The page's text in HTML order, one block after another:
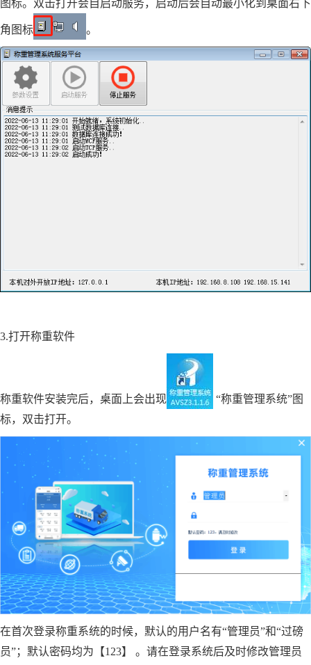
图标。双击打开会自启动服务，启动后会自动最小化到桌面右下
角图标 。
3.打开称重软件
称重软件安装完后，桌面上会出现
“称重管理系统”图
标，双击打开。
在首次登录称重系统的时候，默认的用户名有“管理员”和“过磅
员”；默认密码均为【123】 。请在登录系统后及时修改管理员